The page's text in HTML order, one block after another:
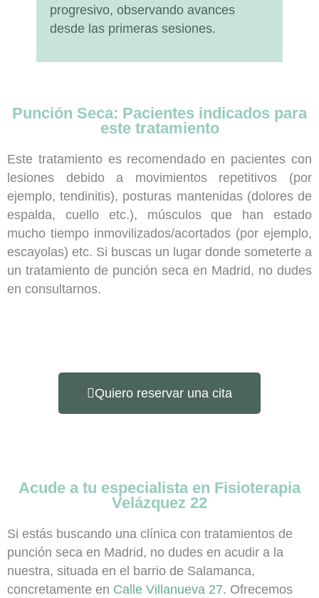
progresivo, observando avances
desde las primeras sesiones.
Punción Seca: Pacientes indicados para
este tratamiento
Este tratamiento es recomendado en pacientes con
lesiones debido a movimientos repetitivos (por
ejemplo, tendinitis), posturas mantenidas(dolores de
espalda, cuello etc.), músculos que han estado
mucho tiempo inmovilizados/acortados (por ejemplo,
escayolas) etc. Si buscas un lugar donde someterte a
un tratamiento de punción seca en Madrid, no dudes
en consultarnos.
Quiero reservar una cita
Acude a tu especialista en Fisioterapia
Velázquez 22
Si estás buscando una clínica con tratamientos de
punción seca en Madrid, no dudes en acudir a la
nuestra, situada en el barrio de Salamanca,
concretamente en Calle Villanueva 27. Ofrecemos